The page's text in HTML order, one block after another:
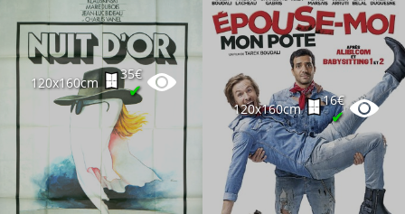
120x160cm
35€
✔
120x160cm
16€
✔